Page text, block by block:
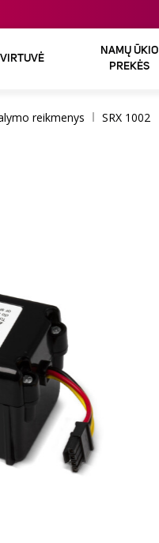
VIRTUVĖ
NAMŲ ŪKIO
PREKĖS
reikmenys SRX 1002